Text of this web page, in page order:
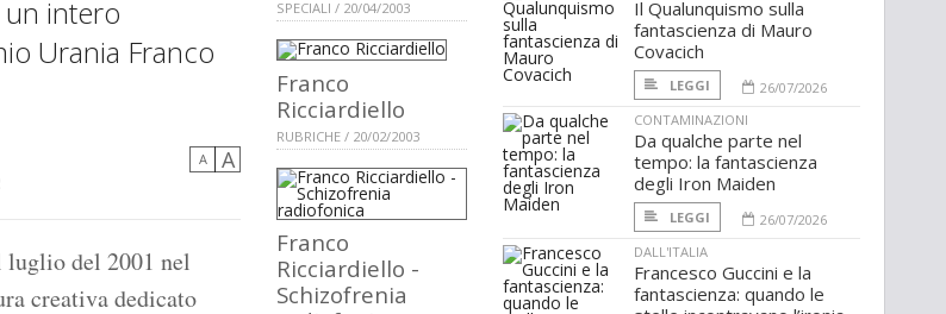
intero
Urania Franco
A A
luglio del 2001 nel
creativa dedicato
SPECIALI / 20/04/2003
Franco
Ricciardiello
RUBRICHE / 20/02/2003
Franco
Ricciardiello -
Schizofrenia
Il Qualunquismo sulla
fantascienza di Mauro
Covacich
LEGGI
26/07/2026
CONTAMINAZIONI
Da qualche parte nel
tempo: la fantascienza
degli Iron Maiden
LEGGI
26/07/2026
DALL'ITALIA
Francesco Guccini e la
fantascienza: quando le